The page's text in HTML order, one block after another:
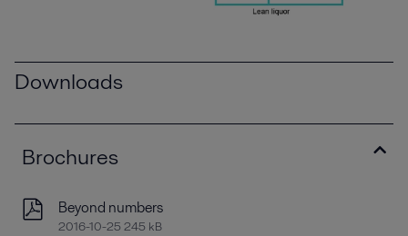
Downloads
Brochures
Beyond numbers
2016-10-25 245 kB